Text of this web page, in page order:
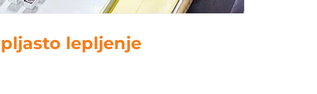
Počitkanje